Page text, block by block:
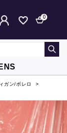
0
ガン/ボレロ